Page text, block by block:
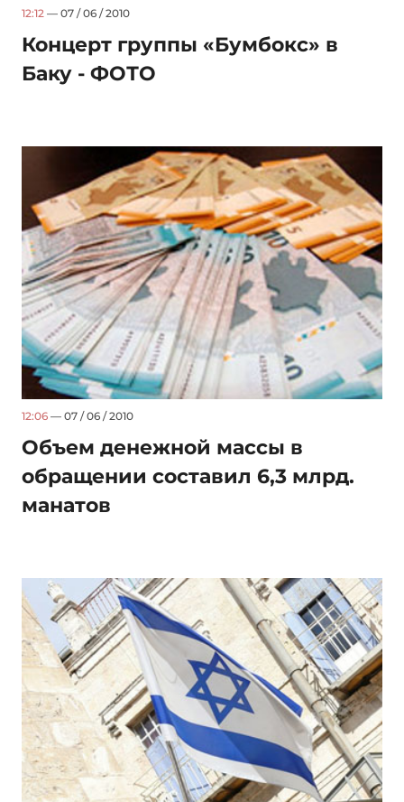
12:12 — 07 / 06 / 2010
Концерт группы «Бумбокс» в
Баку - ФОТО
12:06 — 07 / 06 / 2010
Объем денежной массы в
обращении составил 6,3 млрд.
манатов